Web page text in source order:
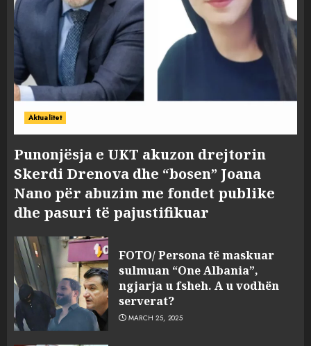
Aktualitet
Punonjësja e UKT akuzon drejtorin
Skerdi Drenova dhe “bosen” Joana
Nano për abuzim me fondet publike
dhe pasuri të pajustifikuar
FOTO/ Persona të maskuar
sulmuan “One Albania”,
ngjarja u fsheh. A u vodhën
serverat?
MARCH 25, 2025